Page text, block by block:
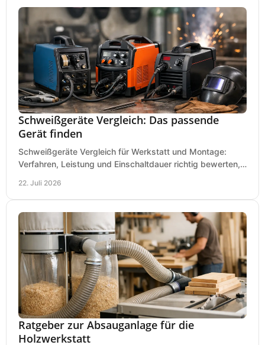
Schweißgeräte Vergleich: Das passende
Gerät finden
Schweißgeräte Vergleich für Werkstatt und Montage:
Verfahren, Leistung und Einschaltdauer richtig bewerten,
22. Juli 2026
Ratgeber zur Absauganlage für die
Holzwerkstatt